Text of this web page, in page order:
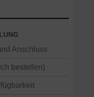
Anschluss
bestellen)